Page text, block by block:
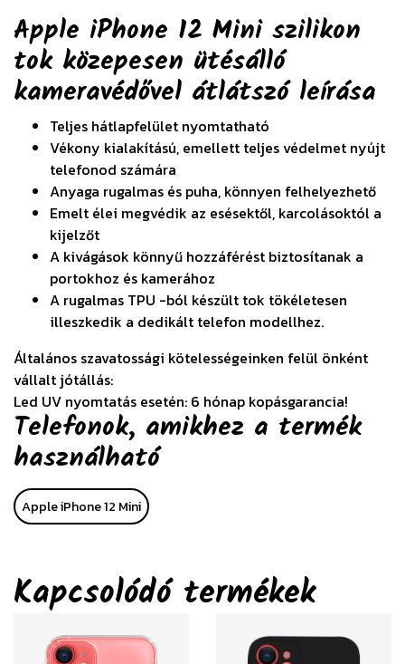
Apple iPhone 12 Mini szilikon
tok közepesen ütésálló
kameravédővel átlátszó leírása
Teljes hátlapfelület nyomtatható
Vékony kialakítású, emellett teljes védelmet nyújt
telefonod számára
Anyaga rugalmas és puha, könnyen felhelyezhető
Emelt élei megvédik az esésektől, karcolásoktól a
kijelzőt
A kivágások könnyű hozzáférést biztosítanak a
portokhoz és kamerához
A rugalmas TPU -ból készült tok tökéletesen
illeszkedik a dedikált telefon modellhez.
Általános szavatossági kötelességeinken felül önként
vállalt jótállás:
Led UV nyomtatás esetén: 6 hónap kopásgarancia!
Telefonok, amikhez a termék
használható
Apple iPhone 12 Mini
Kapcsolódó termékek